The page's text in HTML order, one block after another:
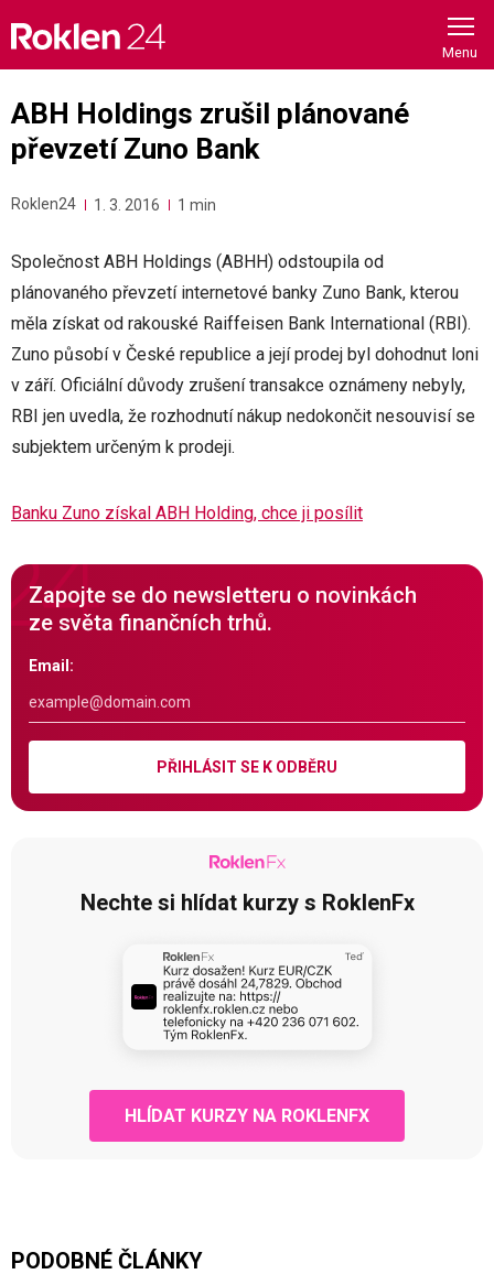
content
ABH Holdings zrušil plánované
převzetí Zuno Bank
Roklen24 1. 3. 2016 1 min
Společnost ABH Holdings (ABHH) odstoupila od
plánovaného převzetí internetové banky Zuno Bank, kterou
měla získat od rakouské Raiffeisen Bank International (RBI).
Zuno působí v České republice a její prodej byl dohodnut loni
v září. Oficiální důvody zrušení transakce oznámeny nebyly,
RBI jen uvedla, že rozhodnutí nákup nedokončit nesouvisí se
subjektem určeným k prodeji.
Banku Zuno získal ABH Holding, chce ji posílit
Zapojte se do newsletteru o novinkách
ze světa finančních trhů.
Email:
PŘIHLÁSIT SE K ODBĚRU
Nechte si hlídat kurzy s RoklenFx
HLÍDAT KURZY NA ROKLENFX
PODOBNÉ ČLÁNKY